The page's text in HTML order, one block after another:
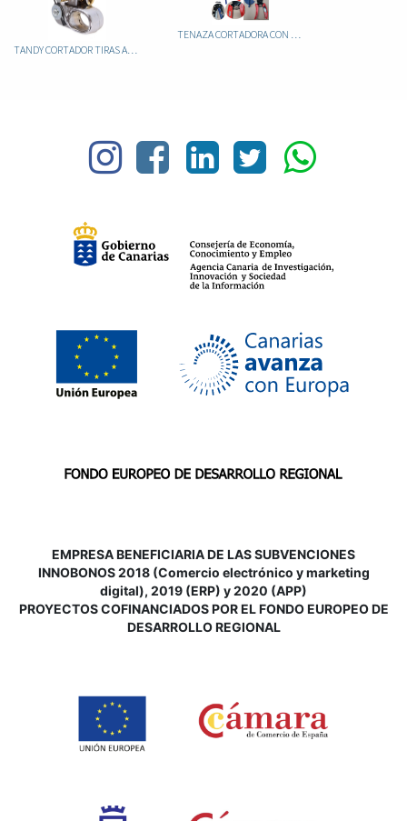
TANDY CORTADOR TIRAS AUSTRALIANO 3082-00
EMPRESA BENEFICIARIA DE LAS SUBVENCIONES
INNOBONOS 2018 (Comercio electrónico y marketing
digital), 2019 (ERP) y 2020 (APP)
PROYECTOS COFINANCIADOS POR EL FONDO EUROPEO DE
DESARROLLO REGIONAL